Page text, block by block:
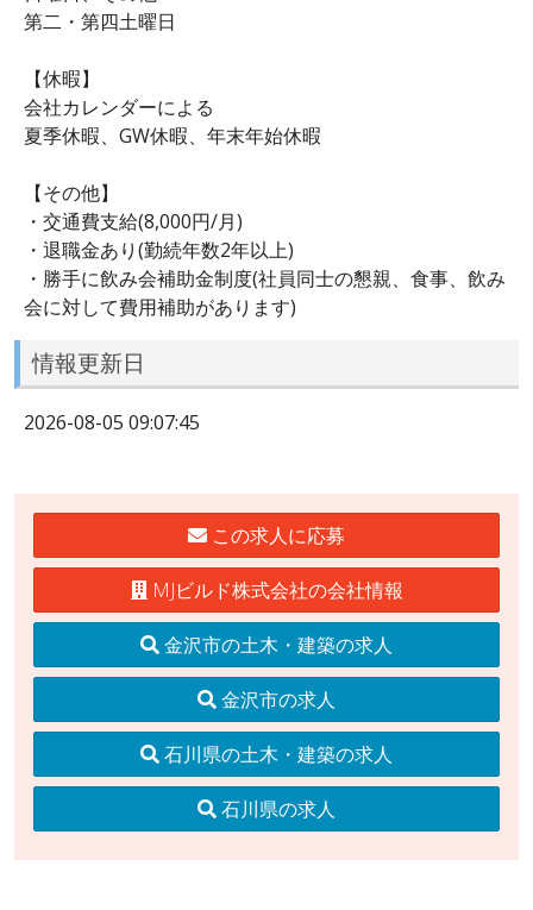
第二・第四土曜日
【休暇】
会社カレンダーによる
夏季休暇、GW休暇、年末年始休暇
【その他】
・交通費支給(8,000円/月)
・退職金あり(勤続年数2年以上)
・勝手に飲み会補助金制度(社員同士の懇親、食事、飲み
会に対して費用補助があります)
情報更新日
2026-08-05 09:07:45
この求人に応募
MJビルド株式会社の会社情報
金沢市の土木・建築の求人
金沢市の求人
石川県の土木・建築の求人
石川県の求人